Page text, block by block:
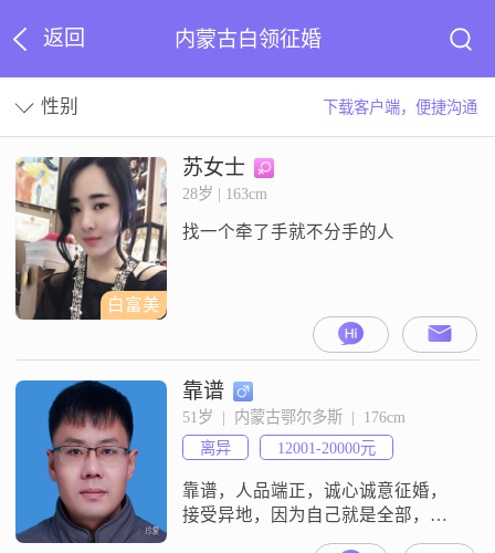
返回 内蒙古白领征婚
性别 下载客户端，便捷沟通
白富美
苏女士
28岁 | 163cm
找一个牵了手就不分手的人
靠谱
51岁  |  内蒙古鄂尔多斯  |  176cm
离异
12001-20000元
靠谱，人品端正，诚心诚意征婚，
接受异地，因为自己就是全部，退
休后可以协商定居哪里生活养老，